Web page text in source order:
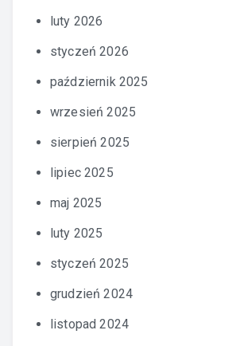
luty 2026
styczeń 2026
październik 2025
wrzesień 2025
sierpień 2025
lipiec 2025
maj 2025
luty 2025
styczeń 2025
grudzień 2024
listopad 2024